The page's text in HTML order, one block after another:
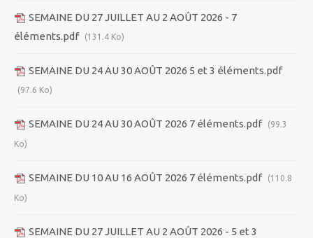
SEMAINE DU 27 JUILLET AU 2 AOÛT 2026 - 7
éléments.pdf
(131.4 Ko)
SEMAINE DU 24 AU 30 AOÛT 2026 5 et 3 éléments.pdf
(97.6 Ko)
SEMAINE DU 24 AU 30 AOÛT 2026 7 éléments.pdf (99.3
Ko)
SEMAINE DU 10 AU 16 AOÛT 2026 7 éléments.pdf (110.8
Ko)
SEMAINE DU 27 JUILLET AU 2 AOÛT 2026 - 5 et 3